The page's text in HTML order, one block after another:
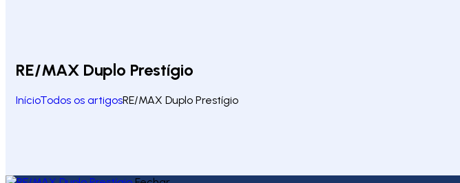
RE/MAX Duplo Prestígio
InícioTodos os artigosRE/MAX Duplo Prestígio